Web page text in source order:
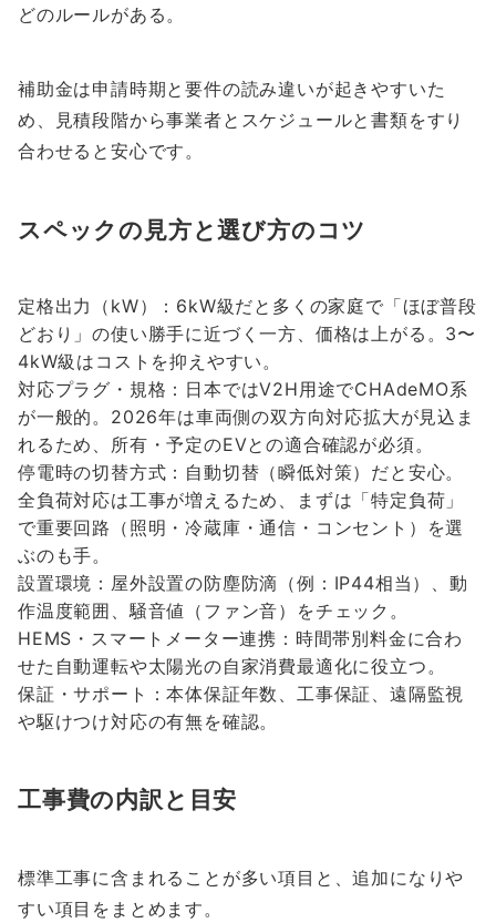
どのルールがある。
補助金は申請時期と要件の読み違いが起きやすいた
め、見積段階から事業者とスケジュールと書類をすり
合わせると安心です。
スペックの見方と選び方のコツ
定格出力（kW）：6kW級だと多くの家庭で「ほぼ普段
どおり」の使い勝手に近づく一方、価格は上がる。3〜
4kW級はコストを抑えやすい。
対応プラグ・規格：日本ではV2H用途でCHAdeMO系
が一般的。2026年は車両側の双方向対応拡大が見込ま
れるため、所有・予定のEVとの適合確認が必須。
停電時の切替方式：自動切替（瞬低対策）だと安心。
全負荷対応は工事が増えるため、まずは「特定負荷」
で重要回路（照明・冷蔵庫・通信・コンセント）を選
ぶのも手。
設置環境：屋外設置の防塵防滴（例：IP44相当）、動
作温度範囲、騒音値（ファン音）をチェック。
HEMS・スマートメーター連携：時間帯別料金に合わ
せた自動運転や太陽光の自家消費最適化に役立つ。
保証・サポート：本体保証年数、工事保証、遠隔監視
や駆けつけ対応の有無を確認。
工事費の内訳と目安
標準工事に含まれることが多い項目と、追加になりや
すい項目をまとめます。